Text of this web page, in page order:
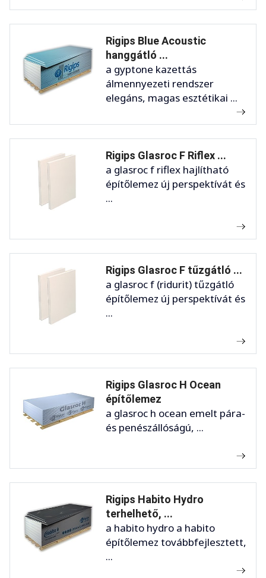
Rigips Blue Acoustic
hanggátló ...
a gyptone kazettás
álmennyezeti rendszer
elegáns, magas esztétikai ...
Rigips Glasroc F Riflex ...
a glasroc f riflex hajlítható
építőlemez új perspektívát és
...
Rigips Glasroc F tűzgátló ...
a glasroc f (ridurit) tűzgátló
építőlemez új perspektívát és
...
Rigips Glasroc H Ocean
építőlemez
a glasroc h ocean emelt pára-
és penészállóságú, ...
Rigips Habito Hydro
terhelhető, ...
a habito hydro a habito
építőlemez továbbfejlesztett,
...